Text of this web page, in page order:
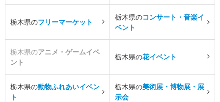
栃木県のフリーマーケット
栃木県のコンサート・音楽イ
ベント
栃木県のアニメ・ゲームイベ
ント
栃木県の花イベント
栃木県の動物ふれあいイベン
ト
栃木県の美術展・博物展・展
示会